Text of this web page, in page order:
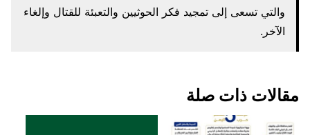
والتي تسعى إلى تمجيد فكر الحوثيين والتعبئة للقتال وإلغاء
الآخر.
مقالات ذات صلة